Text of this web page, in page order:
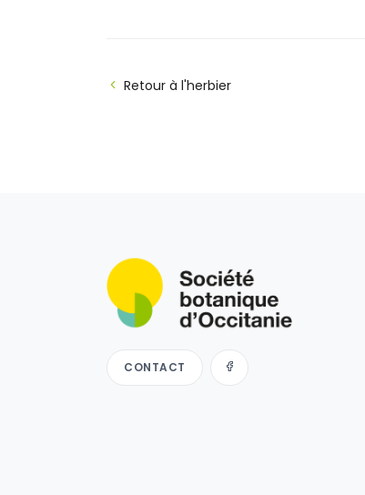
Retour à l'herbier
CONTACT